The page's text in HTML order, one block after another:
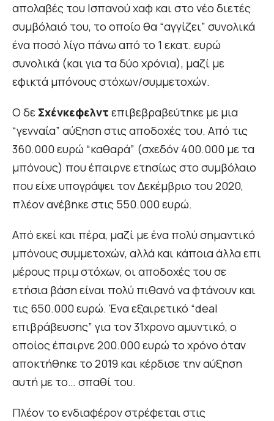
απολαβές του Ισπανού χαφ και στο νέο διετές
συμβόλαιό του, το οποίο θα “αγγίζει” συνολικά
ένα ποσό λίγο πάνω από το 1 εκατ. ευρώ
συνολικά (και για τα δύο χρόνια), μαζί με
εφικτά μπόνους στόχων/συμμετοχών.
Ο δε Σχένκεφελντ επιβεβραβεύτηκε με μια
“γενναία” αύξηση στις αποδοχές του. Από τις
360.000 ευρώ “καθαρά” (σχεδόν 400.000 με τα
μπόνους) που έπαιρνε ετησίως στο συμβόλαιο
που είχε υπογράψει τον Δεκέμβριο του 2020,
πλέον ανέβηκε στις 550.000 ευρώ.
Από εκεί και πέρα, μαζί με ένα πολύ σημαντικό
μπόνους συμμετοχών, αλλά και κάποια άλλα επι
μέρους πριμ στόχων, οι αποδοχές του σε
ετήσια βάση είναι πολύ πιθανό να φτάνουν και
τις 650.000 ευρώ. Ένα εξαιρετικό “deal
επιβράβευσης” για τον 31χρονο αμυντικό, ο
οποίος έπαιρνε 200.000 ευρώ το χρόνο όταν
αποκτήθηκε το 2019 και κέρδισε την αύξηση
αυτή με το… σπαθί του.
Πλέον το ενδιαφέρον στρέφεται στις